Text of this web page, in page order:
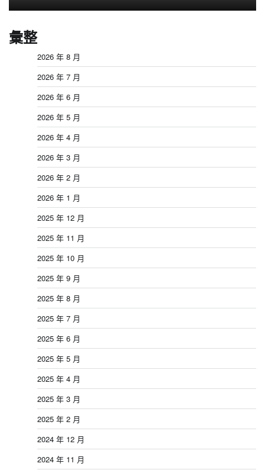
彙整
2026 年 8 月
2026 年 7 月
2026 年 6 月
2026 年 5 月
2026 年 4 月
2026 年 3 月
2026 年 2 月
2026 年 1 月
2025 年 12 月
2025 年 11 月
2025 年 10 月
2025 年 9 月
2025 年 8 月
2025 年 7 月
2025 年 6 月
2025 年 5 月
2025 年 4 月
2025 年 3 月
2025 年 2 月
2024 年 12 月
2024 年 11 月